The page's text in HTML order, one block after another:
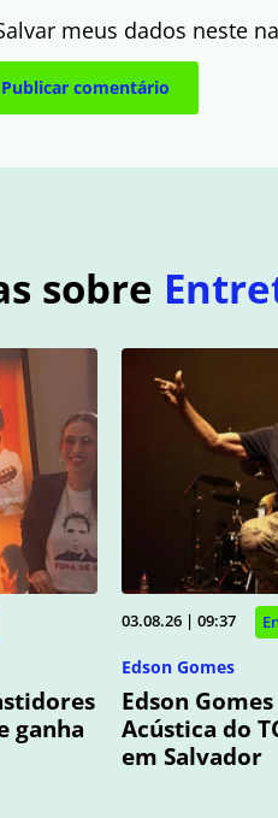
meus dados neste
sobre
ganha
03.08.26 | 09:37
Edson Gomes
Edson
Acústica do
em Salvador